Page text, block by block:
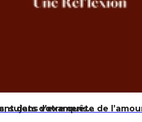
sujets d’examens…
dans votre quête de